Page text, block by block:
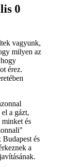
0
vagyunk,
milyen az
érez.
a gázt,
és
Budapest és
a